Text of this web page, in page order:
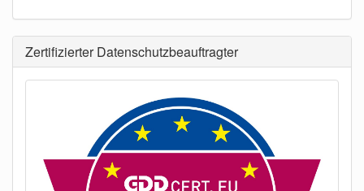
Zertifizierter Datenschutzbeauftragter